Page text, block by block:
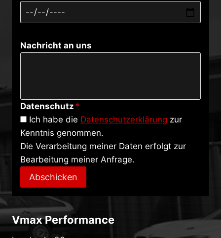
Nachricht an uns
Datenschutz *
Ich habe die Datenschutzerklärung zur
Kenntnis genommen.
Die Verarbeitung meiner Daten erfolgt zur
Bearbeitung meiner Anfrage.
Abschicken
Vmax Performance